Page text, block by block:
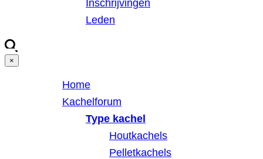
Inschrijvingen
Leden
×
Home
Kachelforum
Type kachel
Houtkachels
Pelletkachels